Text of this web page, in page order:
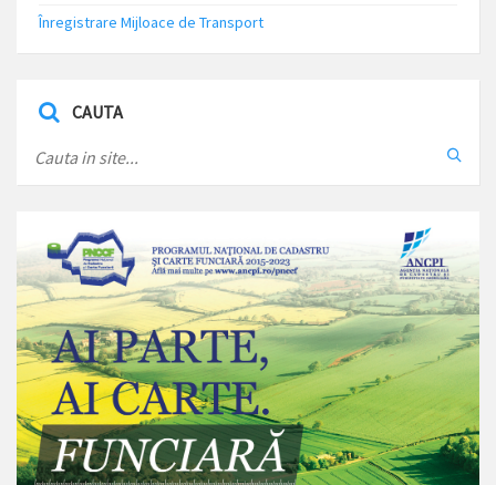
Înregistrare Mijloace de Transport
CAUTA